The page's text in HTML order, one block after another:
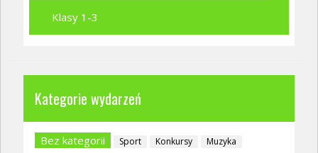
Klasy 1-3
Kategorie wydarzeń
Bez kategorii Sport Konkursy Muzyka